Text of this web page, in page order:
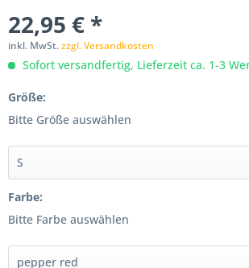
22,95 € *
inkl. MwSt.zzgl. Versandkosten
Sofort versandfertig, Lieferzeit ca. 1-3
Größe:
Bitte Größe auswählen
Farbe:
Bitte Farbe auswählen